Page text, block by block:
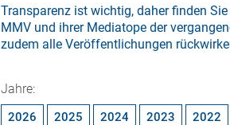
Transparenz ist wichtig, daher finden
MMV und ihrer Mediatope der
zudem alle Veröffentlichungen
Jahre:
2026 2025 2024 2023 2022